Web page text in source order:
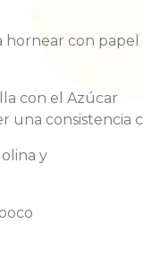
hornear con papel
con el Azúcar
una consistencia
y